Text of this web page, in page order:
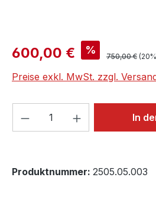
Verkaufspreis:
600,00 € % Regulärer
750,00 €
Preise exkl. MwSt. zzgl.
Produkt Anzahl: Gib
In
Produktnummer: 2505.05.003